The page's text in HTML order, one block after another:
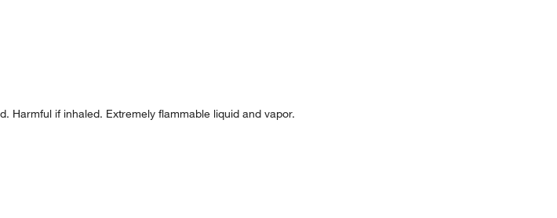
Harmful if inhaled. Extremely flammable liquid and vapor.